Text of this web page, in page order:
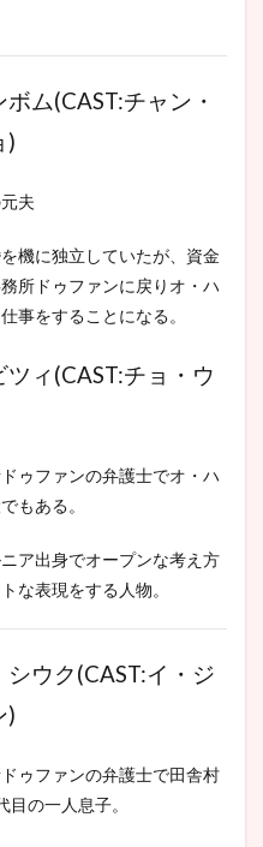
ム(CAST:チャン・
)
夫
機に独立していたが、資金
所ドゥファンに戻りオ・ハ
事をすることになる。
ツィ(CAST:チョ・ウ
ゥファンの弁護士でオ・ハ
もある。
ア出身でオープンな考え方
な表現をする人物。
シウク(CAST:イ・ジ
)
ゥファンの弁護士で田舎村
目の一人息子。